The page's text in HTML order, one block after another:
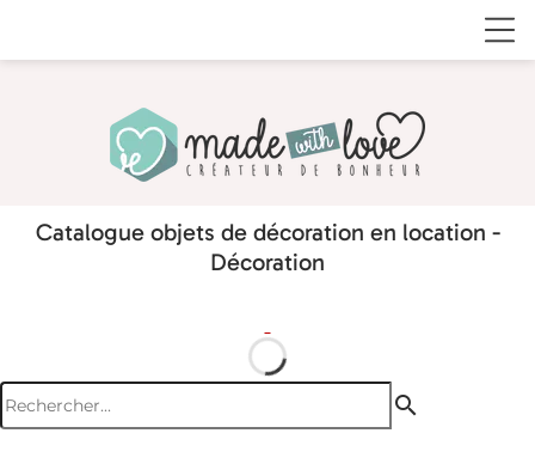
Catalogue objets de décoration en location -
Décoration
search